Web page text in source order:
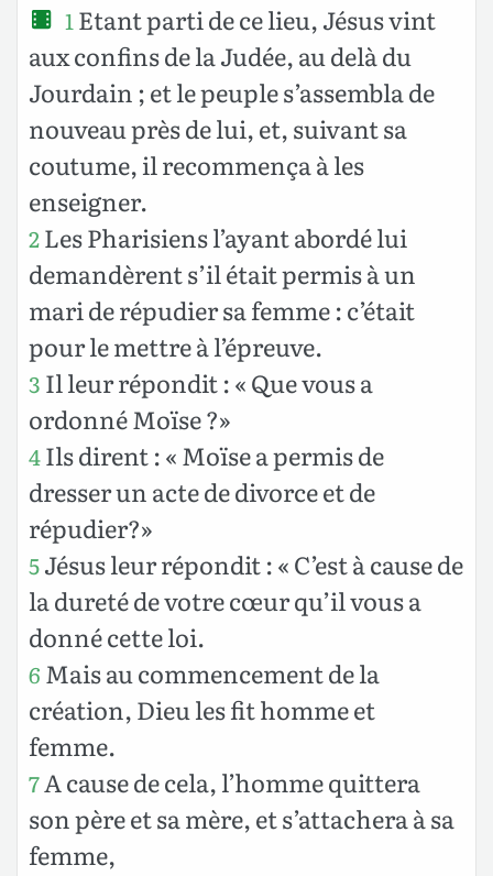
1Etant parti de ce lieu, Jésus vint
aux confins de la Judée, au delà du
Jourdain ; et le peuple s’assembla de
nouveau près de lui, et, suivant sa
coutume, il recommença à les
enseigner.
2Les Pharisiens l’ayant abordé lui
demandèrent s’il était permis à un
mari de répudier sa femme : c’était
pour le mettre à l’épreuve.
3 Il leur répondit : « Que vous a
ordonné Moïse ?»
4Ils dirent : « Moïse a permis de
dresser un acte de divorce et de
répudier?»
5Jésus leur répondit : « C’est à cause de
la dureté de votre cœur qu’il vous a
donné cette loi.
6 Mais au commencement de la
création, Dieu les fit homme et
femme.
7A cause de cela, l’homme quittera
son père et sa mère, et s’attachera à sa
femme,